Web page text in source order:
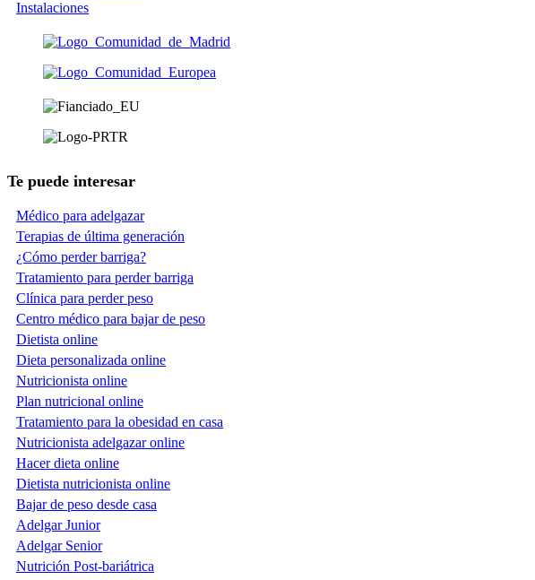
Instalaciones
Te puede interesar
Médico para adelgazar
Terapias de última generación
¿Cómo perder barriga?
Tratamiento para perder barriga
Clínica para perder peso
Centro médico para bajar de peso
Dietista online
Dieta personalizada online
Nutricionista online
Plan nutricional online
Tratamiento para la obesidad en casa
Nutricionista adelgazar online
Hacer dieta online
Dietista nutricionista online
Bajar de peso desde casa
Adelgar Junior
Adelgar Senior
Nutrición Post-bariátrica